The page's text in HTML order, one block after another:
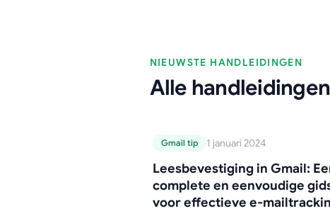
NIEUWSTE HANDLEIDINGEN
Alle handleidingen
Leesbevestiging in
Gmail: Een
en eenvoudige gids
Gmail-handleiding
Gmail tip 1 januari 2024
Leesbevestiging in Gmail:
complete en eenvoudige
voor effectieve e-